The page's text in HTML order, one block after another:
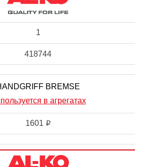
1
418744
BREMSE
в агрегатах
1601 i